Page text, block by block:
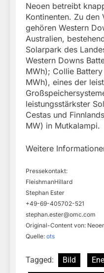
Neoen betreibt
Kontinenten. Zu den
gehören Western
Australien,
Solarpark des
Western Downs
MWh); Collie
MWh), eines der
leistungsstärkster
Cestas und
MW) in Mutkalampi.
Weitere
Pressekontakt:
FleishmanHillard
Stephan Ester
+49-69-405702-521
stephan.ester@omc.com
Original-Content von:
Quelle: ots
Tagged: Bild